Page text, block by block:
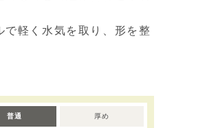
軽く水気を取り、形を整
普通 厚め